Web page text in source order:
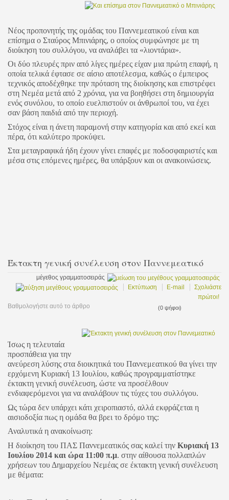
Νέος προπονητής της ομάδας του Παννεμεατικού είναι και
επίσημα ο Σταύρος Μπινιάρης, ο οποίος συμφώνησε με τη
διοίκηση του συλλόγου, να αναλάβει τα «λιοντάρια».
Οι δύο πλευρές πριν από λίγες ημέρες είχαν μια πρώτη επαφή, η
οποία τελικά έφτασε σε αίσιο αποτέλεσμα, καθώς ο έμπειρος
τεχνικός αποδέχθηκε την πρόταση της διοίκησης και επιστρέφει
στη Νεμέα μετά από 2 χρόνια, για να βοηθήσει στη δημιουργία
ενός συνόλου, το οποίο ευελπιστούν οι άνθρωποί του, να έχει
σαν βάση παιδιά από την περιοχή.
Στόχος είναι η άνετη παραμονή στην κατηγορία και από εκεί και
πέρα, ότι καλύτερο προκύψει.
Στα μεταγραφικά ήδη έχουν γίνει επαφές με ποδοσφαιριστές και
μέσα στις επόμενες ημέρες, θα υπάρξουν και οι ανακοινώσεις.
Έκτακτη γενική συνέλευση στον Παννεμεατικό
μέγεθος γραμματοσειράς
Εκτύπωση
E-mail
Σχολιάστε
πρώτοι!
Βαθμολογήστε αυτό το άρθρο
(0 ψήφοι)
Ίσως η τελευταία
προσπάθεια για την
ανεύρεση λύσης στα διοικητικά του Παννεμεατικού θα γίνει την
ερχόμενη Κυριακή 13 Ιουλίου, καθώς προγραμματίστηκε
έκτακτη γενική συνέλευση, ώστε να προσέλθουν
ενδιαφερόμενοι για να αναλάβουν τις τύχες του συλλόγου.
Ως τώρα δεν υπάρχει κάτι χειροπιαστό, αλλά εκφράζεται η
αισιοδοξία πως η ομάδα θα βρει το δρόμο της:
Αναλυτικά η ανακοίνωση:
Η διοίκηση του ΠΑΣ Παννεμεατικός σας καλεί την Κυριακή 13
Ιουλίου 2014 και ώρα 11:00 π.μ. στην αίθουσα πολλαπλών
χρήσεων του Δημαρχείου Νεμέας σε έκτακτη γενική συνέλευση
με θέματα: